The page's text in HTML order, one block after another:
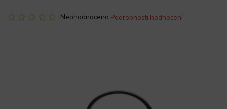
Neohodnoceno Podrobnosti hodnocení